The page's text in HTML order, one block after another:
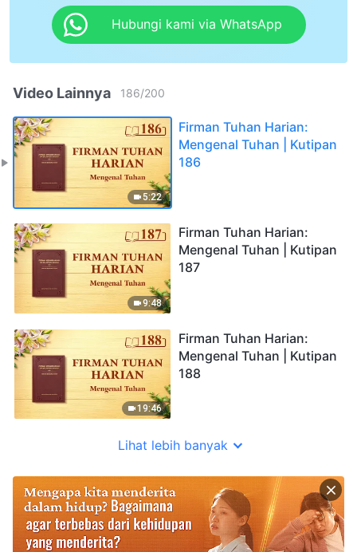
Hubungi kami via WhatsApp
Video Lainnya 186/200
5:22
Firman Tuhan Harian:
Mengenal Tuhan | Kutipan
186
9:48
Firman Tuhan Harian:
Mengenal Tuhan | Kutipan
187
19:46
Firman Tuhan Harian:
Mengenal Tuhan | Kutipan
188
Lihat lebih banyak